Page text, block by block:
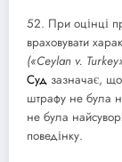
52. При оцінці
враховувати
(«Ceylan v.
Суд зазначає,
штрафу не була
не була
поведінку.